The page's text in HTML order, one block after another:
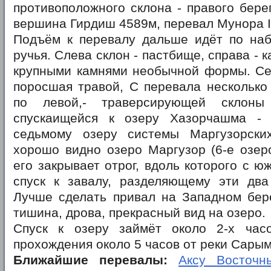
противоположного склона - правого
вершина Гирдиш 4589м, перевал Мунора
Подъём к перевалу дальше идёт по
ручья. Слева склон - пастбище, справа -
крупными камнями необычной формы.
поросшая травой, С перевала
по левой,- траверсирующей
спускаищейся к озеру Хазорчашма
седьмому озеру системы
хорошо видно озеро Маргузор (6-е
его закрывает отрог, вдоль которого с
спуск к завалу, разделяющему эти
Лучше сделать привал на Западном
тишина, дрова, прекрасный вид на озеро.
Спуск к озеру займёт около 2-х
прохождения около 5 часов от реки
Ближайшие перевалы:
Аксу